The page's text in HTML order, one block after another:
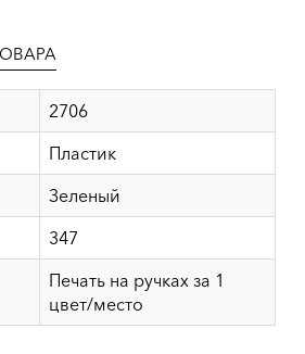
2706
Пластик
Зеленый
347
Печать на ручках за 1
цвет/место